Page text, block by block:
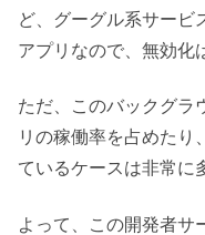
ど、グーグル系サービ
アプリなので、無効化
ただ、このバックグラ
リの稼働率を占めたり
ているケースは非常に
よって、この開発者サ